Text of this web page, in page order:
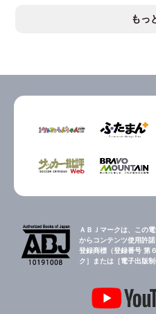
もっ
ＡＢＪマークは、この
からコンテンツ使用許
登録商標（登録番号 第
ク］または［電子出版